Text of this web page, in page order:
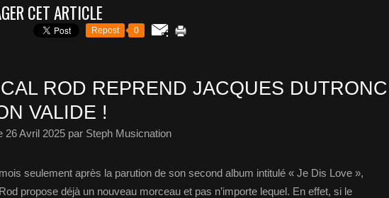
CET ARTICLE
Repost 0
ROD REPREND JACQUES DUTRONC
VALIDE !
26 Avril 2025 par Steph Musicnation
seulement après la parution de son second album intitulé « Je Dis Love »,
propose déjà un nouveau morceau et pas n’importe lequel. En effet, si le